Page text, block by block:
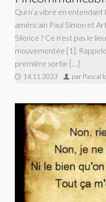
Qui n’a vibré en
américain Paul Simon et
Silence ? Ce n’est pas le
mouvementée [1].
première sortie […]
14.11.2023 par Pascal